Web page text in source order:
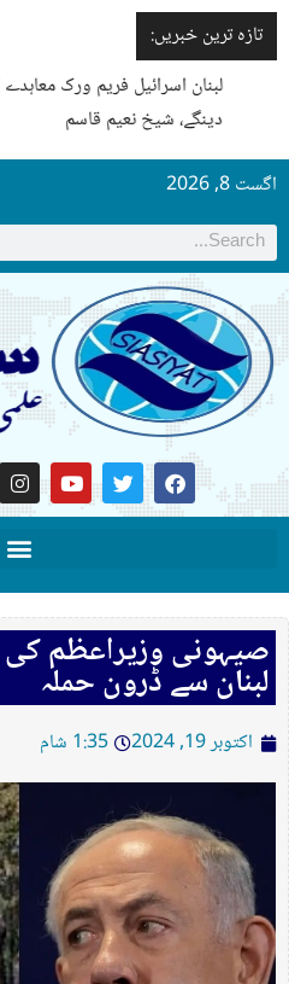
تازہ ترین خبریں:
لبنان اسرائیل فریم ورک معاہدے
دینگے، شیخ نعیم قاسم
اگست 8, 2026
صیہونی وزیراعظم کی
لبنان سے ڈرون حملہ
اکتوبر 19, 2024 1:35 شام